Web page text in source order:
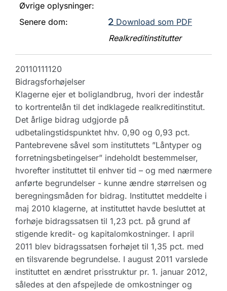
Øvrige oplysninger:
Senere dom:
Download som PDF
Realkreditinstitutter
20110111120
Bidragsforhøjelser
Klagerne ejer et boliglandbrug, hvori der indestår
to kortrentelån til det indklagede realkreditinstitut.
Det årlige bidrag udgjorde på
udbetalingstidspunktet hhv. 0,90 og 0,93 pct.
Pantebrevene såvel som instituttets ”Låntyper og
forretningsbetingelser” indeholdt bestemmelser,
hvorefter instituttet til enhver tid – og med nærmere
anførte begrundelser - kunne ændre størrelsen og
beregningsmåden for bidrag. Instituttet meddelte i
maj 2010 klagerne, at instituttet havde besluttet at
forhøje bidragssatsen til 1,23 pct. på grund af
stigende kredit- og kapitalomkostninger. I april
2011 blev bidragssatsen forhøjet til 1,35 pct. med
en tilsvarende begrundelse. I august 2011 varslede
instituttet en ændret prisstruktur pr. 1. januar 2012,
således at den afspejlede de omkostninger og